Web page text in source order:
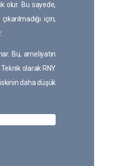
olur. Bu sayede,
için,
Bu, ameliyatın
olarak RNY
daha düşük